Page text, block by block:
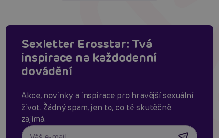
Sexletter Erosstar: Tvá
inspirace na každodenní
dovádění
Akce, novinky a inspirace pro hravější sexuální
život. Žádný spam, jen to, co tě skutěčně
zajímá.